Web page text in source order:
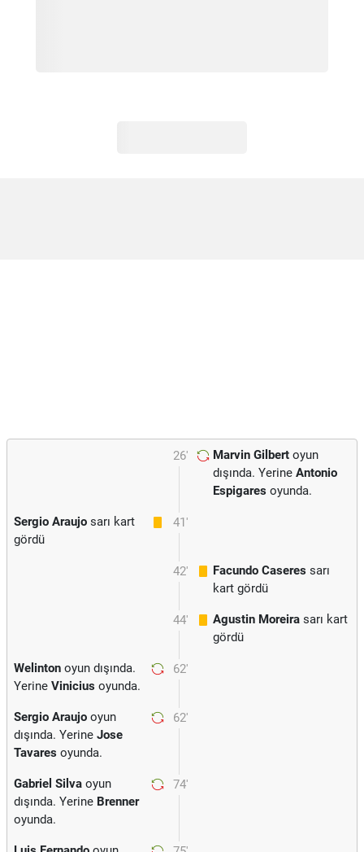
26' Marvin Gilbert oyun
dışında. Yerine Antonio
Espigares oyunda.
41'
Sergio Araujo sarı kart
gördü
42' Facundo Caseres sarı
kart gördü
44' Agustin Moreira sarı kart
gördü
62'
Welinton oyun dışında.
Yerine Vinicius oyunda.
62'
Sergio Araujo oyun
dışında. Yerine Jose
Tavares oyunda.
74'
Gabriel Silva oyun
dışında. Yerine Brenner
oyunda.